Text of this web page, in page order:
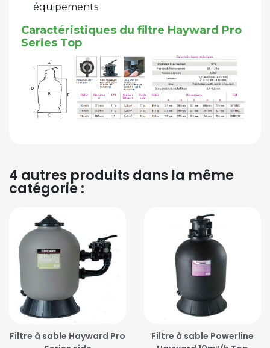
équipements
Caractéristiques du filtre Hayward Pro
Series Top
4 autres produits dans la même
catégorie :
Filtre à sable Hayward Pro
Filtre à sable Powerline